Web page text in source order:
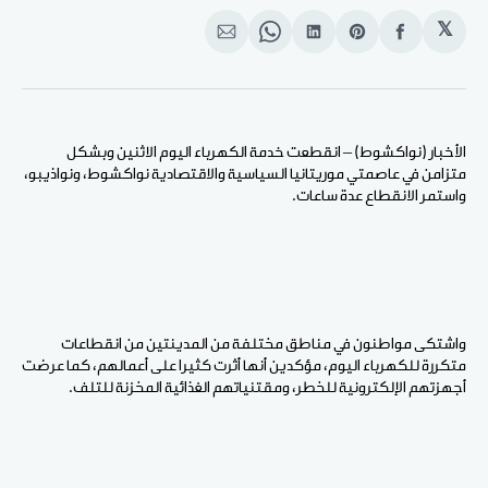
𝕏
انشر
الفيسبوك
Share
Pinterest
انشر
لينكد
Share
WhatsApp
انشر
الإيميل
الأخبار (نواكشوط) – انقطعت خدمة الكهرباء اليوم الاثنين وبشكل
متزامن في عاصمتي موريتانيا السياسية والاقتصادية نواكشوط، ونواذيبو،
واستمر الانقطاع عدة ساعات.
واشتكى مواطنون في مناطق مختلفة من المدينتين من انقطاعات
متكررة للكهرباء اليوم، مؤكدين أنها أثرت كثيرا على أعمالهم، كما عرضت
أجهزتهم الإلكترونية للخطر، ومقتنياتهم الغذائية المخزنة للتلف.